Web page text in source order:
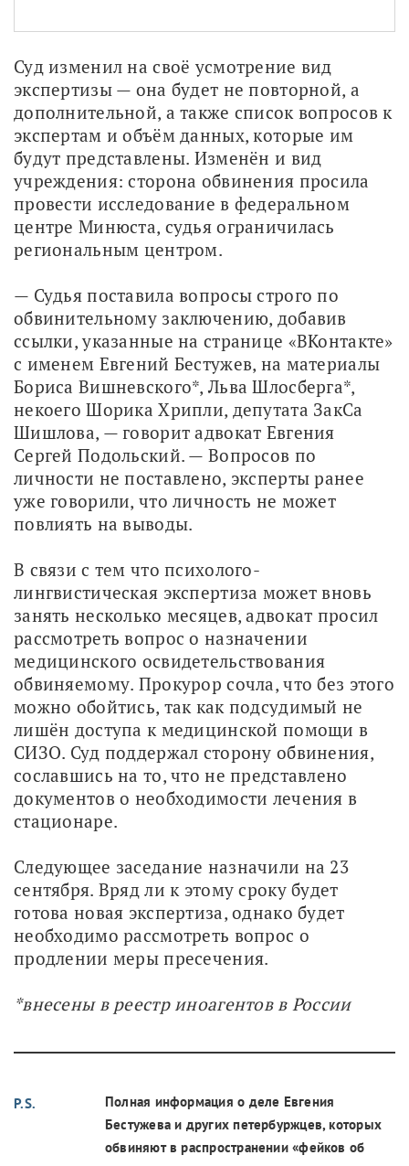
Суд изменил на своё усмотрение вид
экспертизы — она будет не повторной, а
дополнительной, а также список вопросов к
экспертам и объём данных, которые им
будут представлены. Изменён и вид
учреждения: сторона обвинения просила
провести исследование в федеральном
центре Минюста, судья ограничилась
региональным центром.
— Судья поставила вопросы строго по
обвинительному заключению, добавив
ссылки, указанные на странице «ВКонтакте»
с именем Евгений Бестужев, на материалы
Бориса Вишневского*, Льва Шлосберга*,
некоего Шорика Хрипли, депутата ЗакСа
Шишлова, — говорит адвокат Евгения
Сергей Подольский. — Вопросов по
личности не поставлено, эксперты ранее
уже говорили, что личность не может
повлиять на выводы.
В связи с тем что психолого-
лингвистическая экспертиза может вновь
занять несколько месяцев, адвокат просил
рассмотреть вопрос о назначении
медицинского освидетельствования
обвиняемому. Прокурор сочла, что без этого
можно обойтись, так как подсудимый не
лишён доступа к медицинской помощи в
СИЗО. Суд поддержал сторону обвинения,
сославшись на то, что не представлено
документов о необходимости лечения в
стационаре.
Следующее заседание назначили на 23
сентября. Вряд ли к этому сроку будет
готова новая экспертиза, однако будет
необходимо рассмотреть вопрос о
продлении меры пресечения.
*внесены в реестр иноагентов в России
P.S.
Полная информация о деле Евгения
Бестужева и других петербуржцев, которых
обвиняют в распространении «фейков об